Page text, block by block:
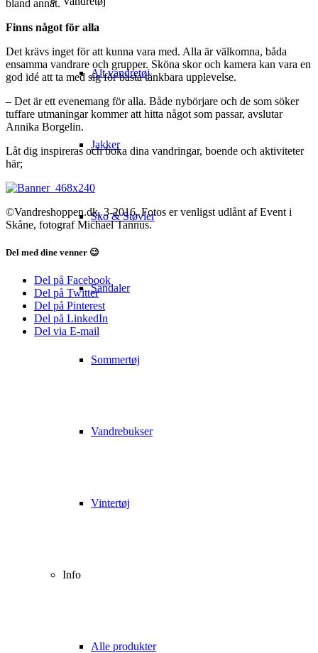
Alt vandretøj
Jakker
Sko & Støvler
Sandaler
Sommertøj
Vandrebukser
Vintertøj
Info
Alle produkter
bland annat.
Finns något för alla
Det krävs inget för att kunna vara med. Alla är välkomna, båda
ensamma vandrare och grupper. Sköna skor och kamera kan vara en
god idé att ta med sig för bästa tänkbara upplevelse.
– Det är ett evenemang för alla. Både nybörjare och de som söker
tuffare utmaningar kommer att hitta något som passar, avslutar
Annika Borgelin.
Låt dig inspireras och boka dina vandringar, boende och aktiviteter
här;
©Vandreshoppen.dk, 3-2016. Fotos er venligst udlånt af Event i
Skåne, fotograf Michael Tannus.
Del med dine venner 😉
Del på Facebook
Del på Twitter
Del på Pinterest
Del på LinkedIn
Del via E-mail